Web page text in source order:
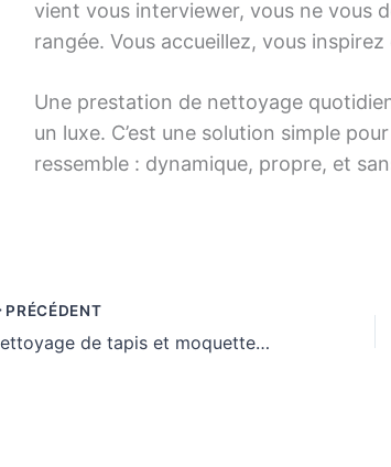
vient vous interviewer, vous ne vous
rangée. Vous accueillez, vous
Une prestation de nettoyage
un luxe. C’est une solution simple
ressemble : dynamique, propre, et
PRÉCÉDENT
Nettoyage de tapis et moquettes à domicile : pourquoi une intervention professionnelle fait la différence